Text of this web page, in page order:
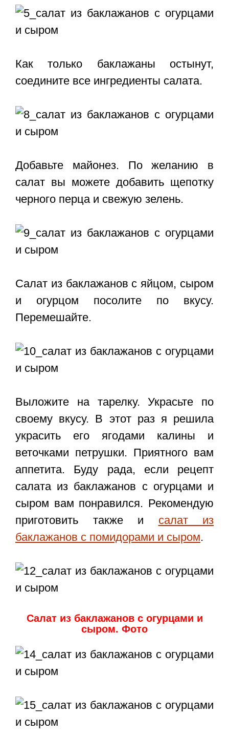
Как только баклажаны остынут,
соедините все ингредиенты салата.
Добавьте майонез. По желанию в
салат вы можете добавить щепотку
черного перца и свежую зелень.
Салат из баклажанов с яйцом, сыром
и огурцом посолите по вкусу.
Перемешайте.
Выложите на тарелку. Украсьте по
своему вкусу. В этот раз я решила
украсить его ягодами калины и
веточками петрушки. Приятного вам
аппетита. Буду рада, если рецепт
салата из баклажанов с огурцами и
сыром вам понравился. Рекомендую
приготовить также и салат из
баклажанов с помидорами и сыром.
Салат из баклажанов с огурцами и
сыром. Фото